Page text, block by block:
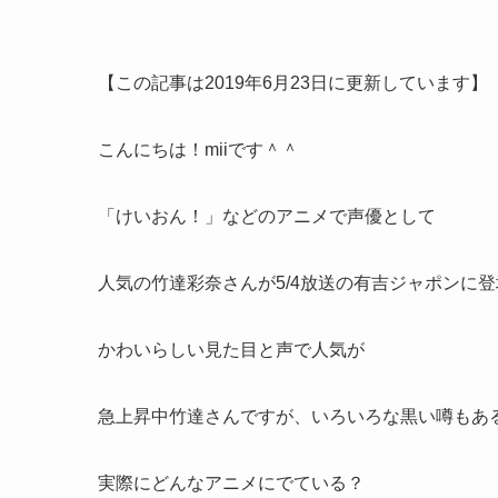
【この記事は2019年6月23日に更新しています】
こんにちは！miiです＾＾
「けいおん！」などのアニメで声優として
人気の竹達彩奈さんが5/4放送の有吉ジャポンに登
かわいらしい見た目と声で人気が
急上昇中竹達さんですが、いろいろな黒い噂もあ
実際にどんなアニメにでている？